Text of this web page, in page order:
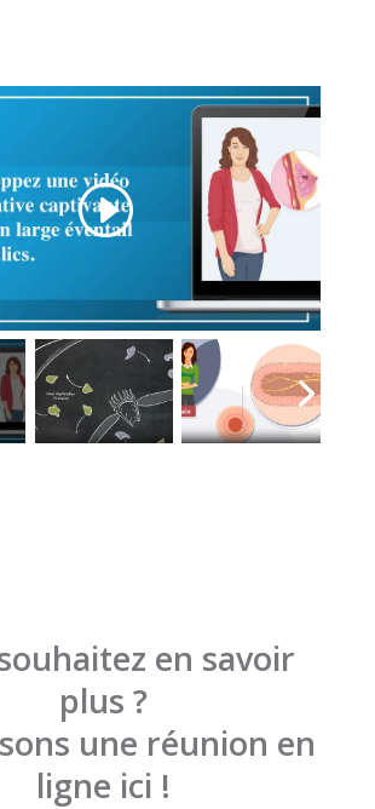
en savoir
plus ?
une réunion en
ligne ici !